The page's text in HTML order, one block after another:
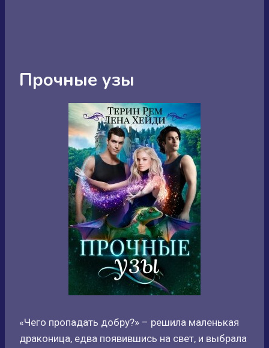
Прочные узы
«Чего пропадать добру?» – решила маленькая
драконица, едва появившись на свет, и выбрала